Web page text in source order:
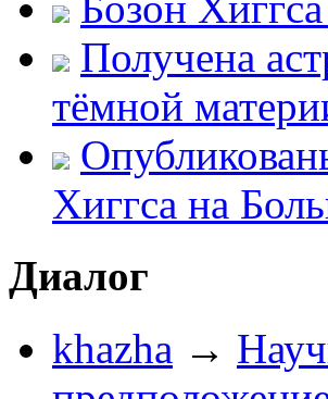
Получена
тёмной
Хиггса на
Диалог
khazha →